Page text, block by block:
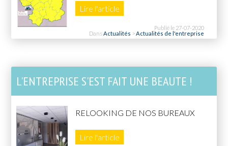
Lire l'article
Publié le 27-07-2020
DansActualités >Actualités de l'entreprise
L'ENTREPRISE S'EST FAIT UNE BEAUTE !
RELOOKING DE NOS BUREAUX
Lire l'article